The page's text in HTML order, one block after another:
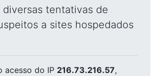
diversas tentativas de
a sites hospedados
acesso do IP 216.73.216.57,